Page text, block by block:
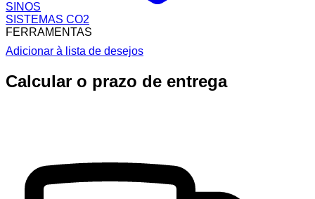
SINOS
SISTEMAS CO2
FERRAMENTAS
Adicionar à lista de desejos
Calcular o prazo de entrega